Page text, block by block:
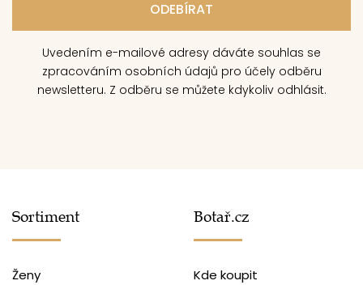
Uvedením e-mailové adresy dáváte souhlas se
zpracováním osobních údajů pro účely odběru
newsletteru. Z odběru se můžete kdykoliv odhlásit.
Sortiment
Ženy
Botař.cz
Kde koupit